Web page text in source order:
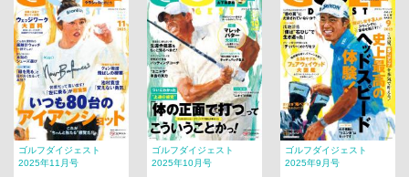
ゴルフダイジェスト
2025年11月号
ゴルフダイジェスト
2025年10月号
ゴルフダイジェスト
2025年9月号